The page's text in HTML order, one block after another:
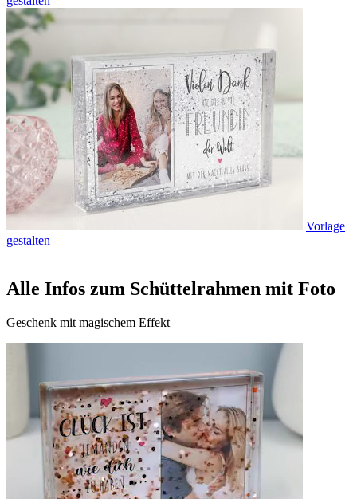
Vorlage
gestalten
Alle Infos zum Schüttelrahmen mit Foto
Geschenk mit magischem Effekt